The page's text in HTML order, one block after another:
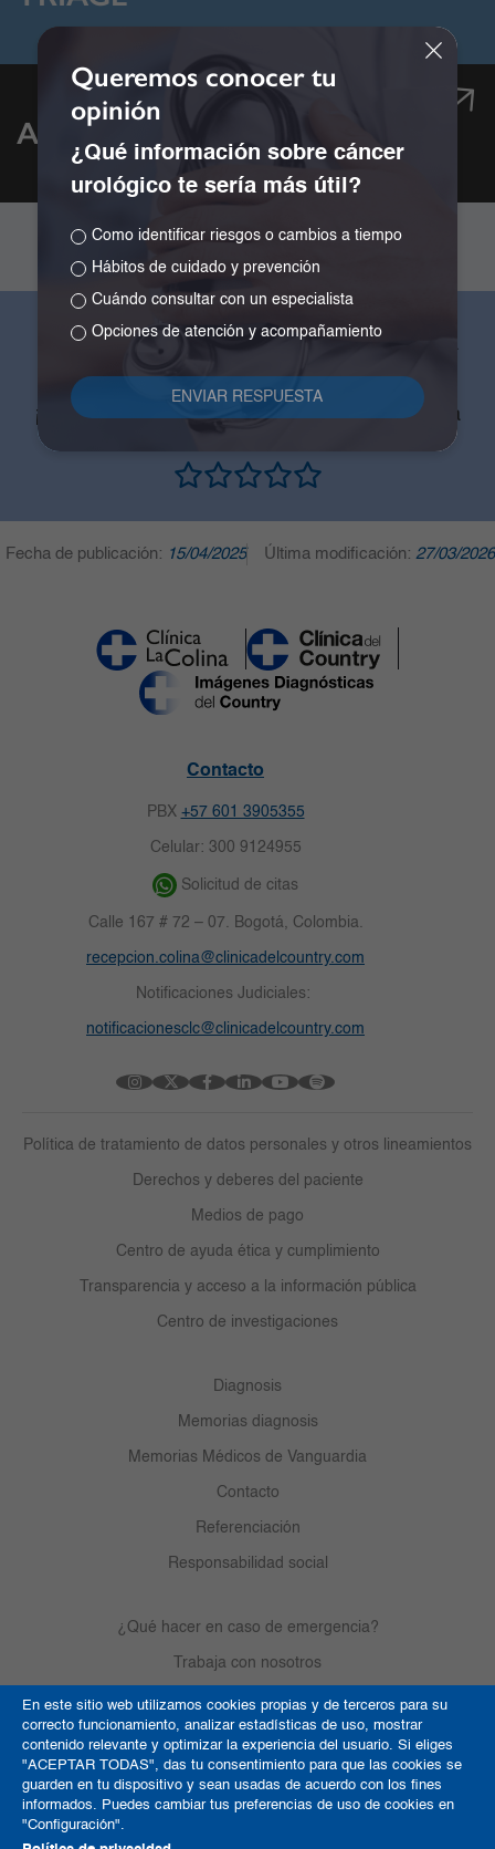
APRENDE VIENDO
Califica tu experiencia en nuestra
página web
¡Ayúdanos a mejorar para crear una experiencia
Fecha de publicación: 15/04/2025 Última modificación: 27/03/2026
En este sitio web utilizamos cookies propias y de terceros para su
correcto funcionamiento, analizar estadísticas de uso, mostrar
contenido relevante y optimizar la experiencia del usuario. Si eliges
"ACEPTAR TODAS", das tu consentimiento para que las cookies se
guarden en tu dispositivo y sean usadas de acuerdo con los fines
informados. Puedes cambiar tus preferencias de uso de cookies en
"Configuración".
Queremos conocer tu
opinión
¿Qué información sobre cáncer
urológico te sería más útil?
Como identificar riesgos o cambios a tiempo
Hábitos de cuidado y prevención
Cuándo consultar con un especialista
Opciones de atención y acompañamiento
Contacto
PBX +57 601 3905355
Celular: 300 9124955
Solicitud de citas
Calle 167 # 72 – 07. Bogotá, Colombia.
recepcion.colina@clinicadelcountry.com
Notificaciones Judiciales:
notificacionesclc@clinicadelcountry.com
Política de tratamiento de datos personales y otros lineamientos
Derechos y deberes del paciente
Medios de pago
Centro de ayuda ética y cumplimiento
Transparencia y acceso a la información pública
Centro de investigaciones
Diagnosis
Memorias diagnosis
Memorias Médicos de Vanguardia
Contacto
Referenciación
Responsabilidad social
¿Qué hacer en caso de emergencia?
Trabaja con nosotros
Derechos de autor
Política de Cookies
Términos y condiciones